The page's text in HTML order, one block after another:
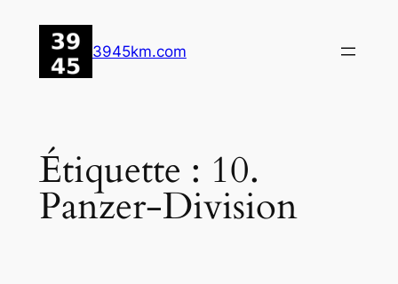
contenu
3945km.com
Étiquette : 10.
Panzer-Division